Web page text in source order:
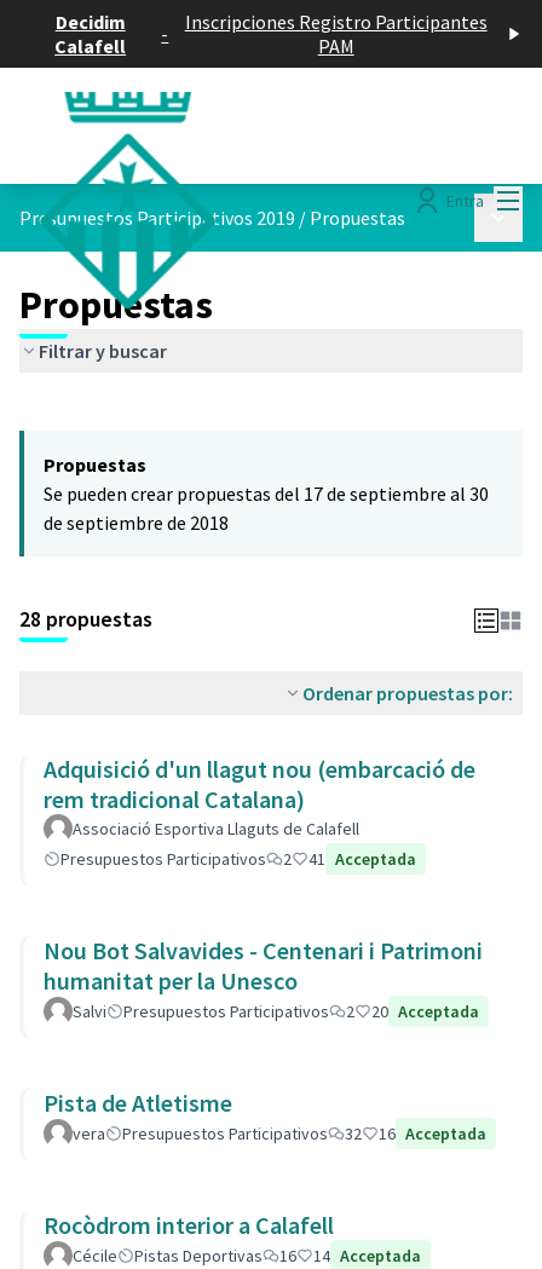
Decidim
Calafell
-
Inscripciones Registro Participantes
PAM
Entra
Presupuestos Participativos 2019 / Propuestas
Propuestas
Filtrar y buscar
−
Propuestas
Se pueden crear propuestas del 17 de septiembre al 30
de septiembre de 2018
28 propuestas
Ordenar propuestas por:
Adquisició d'un llagut nou (embarcació de
rem tradicional Catalana)
Associació Esportiva Llaguts de Calafell
Presupuestos Participativos
2 41 Acceptada
Nou Bot Salvavides - Centenari i Patrimoni
humanitat per la Unesco
Salvi Presupuestos Participativos 2 20 Acceptada
Pista de Atletisme
vera Presupuestos Participativos 32 16 Acceptada
Rocòdrom interior a Calafell
Cécile Pistas Deportivas 16 14 Acceptada